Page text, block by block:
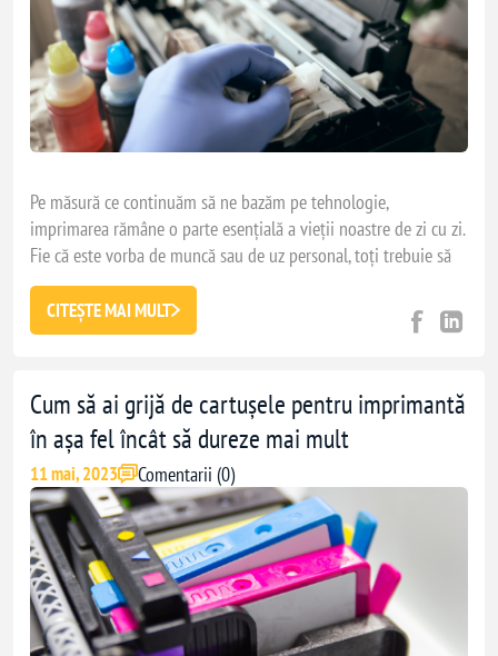
Pe măsură ce continuăm să ne bazăm pe tehnologie,
imprimarea rămâne o parte esențială a vieții noastre de zi cu zi.
Fie că este vorba de muncă sau de uz personal, toți trebuie să
imprimăm documente din când în când. Cu toate acestea, este
esențial să ne gândim la impactul pe care îl au cartușele asupra
mediului. Am pregătit acest articol în care vă prezentăm ce ar
În primul rând, să aruncăm o privire mai atentă la cartușele de
imprimantă. Uncartuş de imprimantă
plastic care conţine cerneală sau toner. Odată ce cerneala sau
tonerul se epuizează, cartuşul este de obicei aruncat și înlocuit
cu unul nou. Din păcate, aceste cartușe nu sunt biodegradabile
și durează sute de ani pentru a se dezintegra.
Cartușele de toner sunt de obicei fabricate din plastic, metal și
pulbere de toner. Atunci când cartuşele de toner nu sunt
CITEȘTE MAI MULT
Cum să ai grijă de cartușele pentru imprimantă
în așa fel încât să dureze mai mult
11 mai, 2023 Comentarii (0)